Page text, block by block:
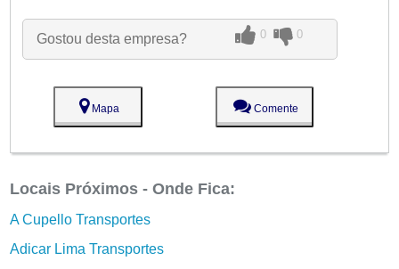
Gostou desta empresa? 0 0
Mapa Comente
Locais Próximos - Onde Fica:
A Cupello Transportes
Adicar Lima Transportes